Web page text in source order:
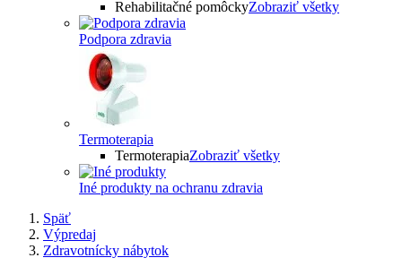
Rehabilitačné pomôckyZobraziť všetky
Podpora zdravia
Termoterapia
TermoterapiaZobraziť všetky
Iné produkty na ochranu zdravia
Späť
Výpredaj
Zdravotnícky nábytok